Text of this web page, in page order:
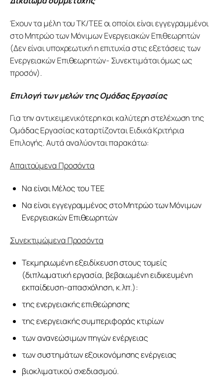
Έχουν τα μέλη του ΤΚ/ΤΕΕ οι οποίοι είναι εγγεγραμμένοι
στο Μητρώο των Μόνιμων Ενεργειακών Επιθεωρητών
(Δεν είναι υποχρεωτική η επιτυχία στις εξετάσεις των
Ενεργειακών Επιθεωρητών- Συνεκτιμάται όμως ως
προσόν).
Επιλογή των μελών της Ομάδας Εργασίας
Για την αντικειμενικότερη και καλύτερη στελέχωση της
Ομάδας Εργασίας καταρτίζονται Ειδικά Κριτήρια
Επιλογής. Αυτά αναλύονται παρακάτω:
Απαιτούμενα Προσόντα
Να είναι Μέλος του ΤΕΕ
Να είναι εγγεγραμμένος στο Μητρώο των Μόνιμων
Ενεργειακών Επιθεωρητών
Συνεκτιμώμενα Προσόντα
Τεκμηριωμένη εξειδίκευση στους τομείς
(διπλωματική εργασία, βεβαιωμένη ειδικευμένη
εκπαίδευση-απασχόληση, κ.λπ.):
της ενεργειακής επιθεώρησης
της ενεργειακής συμπεριφοράς κτιρίων
των ανανεώσιμων πηγών ενέργειας
των συστημάτων εξοικονόμησης ενέργειας
βιοκλιματικού σχεδιασμού.